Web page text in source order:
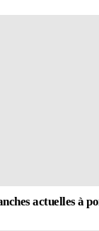
actuelles à